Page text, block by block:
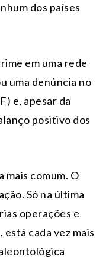
dos países
em uma rede
uma denúncia no
e, apesar da
positivo dos
mais comum. O
Só na última
operações e
cada vez mais